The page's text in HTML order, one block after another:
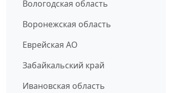
Вологодская область
Воронежская область
Еврейская АО
Забайкальский край
Ивановская область